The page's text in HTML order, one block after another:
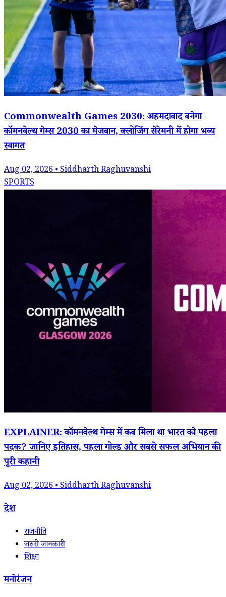
Commonwealth Games 2030: अहमदाबाद बनेगा
कॉमनवेल्थ गेम्स 2030 का मेजबान, क्लोजिंग सेरेमनी में होगा भव्य
स्वागत
Aug 02, 2026 • Siddharth Raghuvanshi
SPORTS
EXPLAINER: कॉमनवेल्थ गेम्स में कब मिला था भारत को पहला
पदक? जानिए इतिहास, पहला गोल्ड और सबसे सफल अभियान की
पूरी कहानी
Aug 02, 2026 • Siddharth Raghuvanshi
देश
राजनीति
जरुरी जानकारी
शिक्षा
मनोरंजन